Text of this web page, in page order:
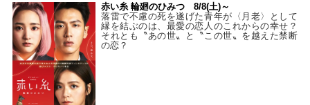
赤い糸 輪廻のひみつ 8/8(土)～
落雷で不慮の死を遂げた青年が〈月老〉として
縁を結ぶのは、最愛の恋人のこれからの幸せ？
それとも〝あの世〟と〝この世〟を越えた禁断
の恋？